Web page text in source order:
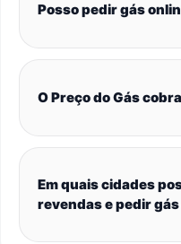
Posso pedir gás
O Preço do Gás
Em quais cidades
revendas e pedir